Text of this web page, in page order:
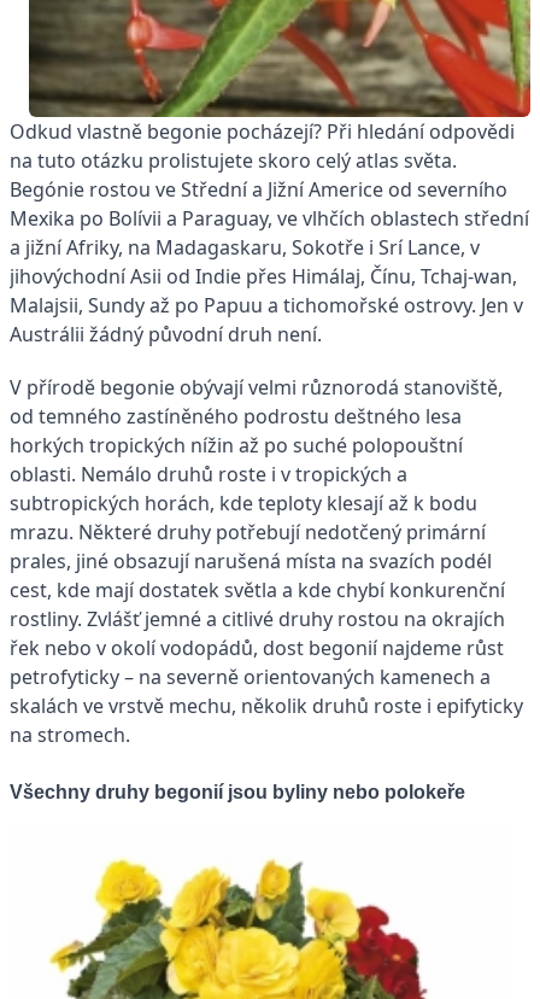
Odkud vlastně begonie pocházejí? Při hledání odpovědi
na tuto otázku prolistujete skoro celý atlas světa.
Begónie rostou ve Střední a Jižní Americe od severního
Mexika po Bolívii a Paraguay, ve vlhčích oblastech střední
a jižní Afriky, na Madagaskaru, Sokotře i Srí Lance, v
jihovýchodní Asii od Indie přes Himálaj, Čínu, Tchaj-wan,
Malajsii, Sundy až po Papuu a tichomořské ostrovy. Jen v
Austrálii žádný původní druh není.
V přírodě begonie obývají velmi různorodá stanoviště,
od temného zastíněného podrostu deštného lesa
horkých tropických nížin až po suché polopouštní
oblasti. Nemálo druhů roste i v tropických a
subtropických horách, kde teploty klesají až k bodu
mrazu. Některé druhy potřebují nedotčený primární
prales, jiné obsazují narušená místa na svazích podél
cest, kde mají dostatek světla a kde chybí konkurenční
rostliny. Zvlášť jemné a citlivé druhy rostou na okrajích
řek nebo v okolí vodopádů, dost begonií najdeme růst
petrofyticky – na severně orientovaných kamenech a
skalách ve vrstvě mechu, několik druhů roste i epifyticky
na stromech.
Všechny druhy begonií jsou byliny nebo polokeře